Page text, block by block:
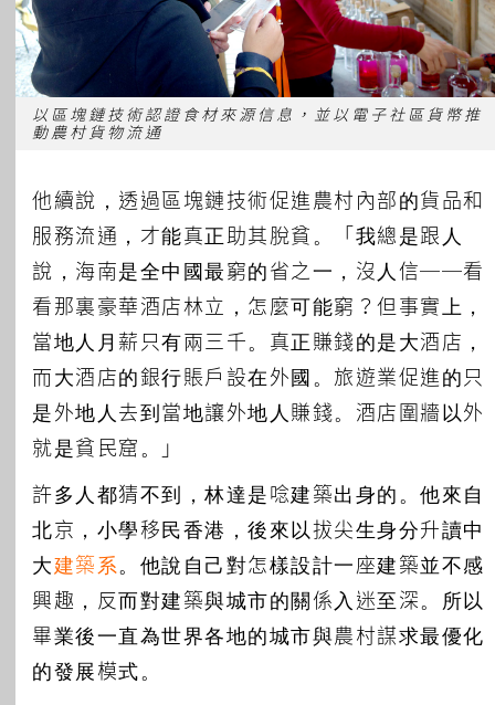
以區塊鏈技術認證食材來源信息，並以電子社區貨幣推
動農村貨物流通
他續說，透過區塊鏈技術促進農村內部的貨品和
服務流通，才能真正助其脫貧。「我總是跟人
說，海南是全中國最窮的省之一，沒人信──看
看那裏豪華酒店林立，怎麼可能窮？但事實上，
當地人月薪只有兩三千。真正賺錢的是大酒店，
而大酒店的銀行賬戶設在外國。旅遊業促進的只
是外地人去到當地讓外地人賺錢。酒店圍牆以外
就是貧民窟。」
許多人都猜不到，林達是唸建築出身的。他來自
北京，小學移民香港，後來以拔尖生身分升讀中
大建築系。他說自己對怎樣設計一座建築並不感
興趣，反而對建築與城市的關係入迷至深。所以
畢業後一直為世界各地的城市與農村謀求最優化
的發展模式。